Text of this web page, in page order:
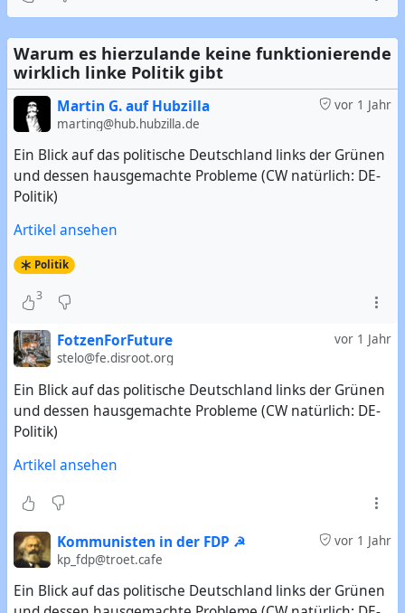
Warum es hierzulande keine funktionierende
wirklich linke Politik gibt
vor 1 Jahr
Martin G. auf Hubzilla
marting@hub.hubzilla.de
Ein Blick auf das politische Deutschland links der Grünen
und dessen hausgemachte Probleme (CW natürlich: DE-
Politik)
Artikel ansehen
Politik
3
vor 1 Jahr
FotzenForFuture
stelo@fe.disroot.org
Ein Blick auf das politische Deutschland links der Grünen
und dessen hausgemachte Probleme (CW natürlich: DE-
Politik)
Artikel ansehen
vor 1 Jahr
Kommunisten in der FDP ☭
kp_fdp@troet.cafe
Ein Blick auf das politische Deutschland links der Grünen